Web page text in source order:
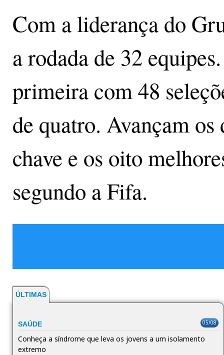
Com a liderança do
a rodada de 32
primeira com 48
de quatro. Avançam
chave e os oito
segundo a Fifa.
ÚLTIMAS
SAÚDE 05/08
Conheça a síndrome que leva os jovens a um isolamento
extremo